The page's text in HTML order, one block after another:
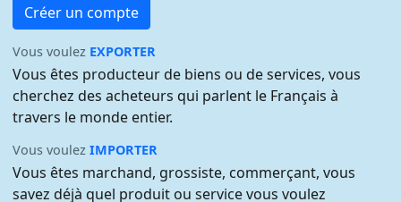
Créer un compte
Vous voulez EXPORTER
Vous êtes producteur de biens ou de services, vous
cherchez des acheteurs qui parlent le Français à
travers le monde entier.
Vous voulezIMPORTER
Vous êtes marchand, grossiste, commerçant, vous
savez déjà quel produit ou service vous voulez